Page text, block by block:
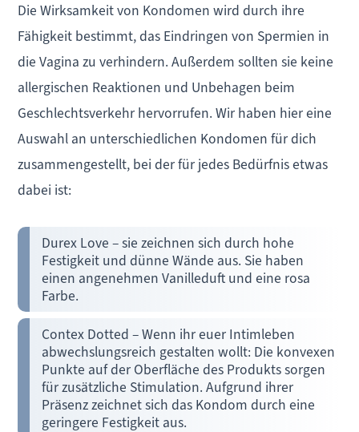
Die Wirksamkeit von Kondomen wird durch ihre
Fähigkeit bestimmt, das Eindringen von Spermien in
die Vagina zu verhindern. Außerdem sollten sie keine
allergischen Reaktionen und Unbehagen beim
Geschlechtsverkehr hervorrufen. Wir haben hier eine
Auswahl an unterschiedlichen Kondomen für dich
zusammengestellt, bei der für jedes Bedürfnis etwas
dabei ist:
Durex Love – sie zeichnen sich durch hohe
Festigkeit und dünne Wände aus. Sie haben
einen angenehmen Vanilleduft und eine rosa
Farbe.
Contex Dotted – Wenn ihr euer Intimleben
abwechslungsreich gestalten wollt: Die konvexen
Punkte auf der Oberfläche des Produkts sorgen
für zusätzliche Stimulation. Aufgrund ihrer
Präsenz zeichnet sich das Kondom durch eine
geringere Festigkeit aus.